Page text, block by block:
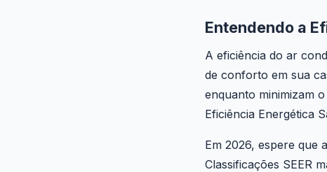
Entendendo a
A eficiência do ar
de conforto em sua
enquanto minimizam
Eficiência Energética
Em 2026, espere que
Classificações SEER